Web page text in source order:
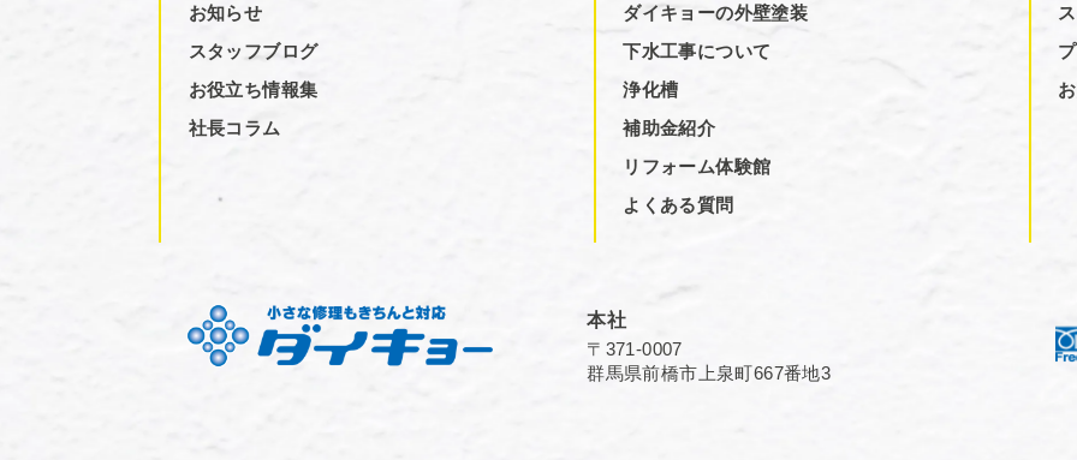
お知らせ
スタッフブログ
お役立ち情報集
社長コラム
ダイキョーの外壁塗装
下水工事について
浄化槽
補助金紹介
リフォーム体験館
よくある質問
本社
〒371-0007
群馬県前橋市上泉町667番地3